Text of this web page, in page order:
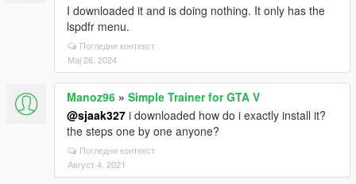
I downloaded it and is doing nothing. It only has the
lspdfr menu.
Погледни контекст
Мај 26, 2024
Manoz96 » Simple Trainer for GTA V
@sjaak327 i downloaded how do i exactly install it?
the steps one by one anyone?
Погледни контекст
Август 4, 2021